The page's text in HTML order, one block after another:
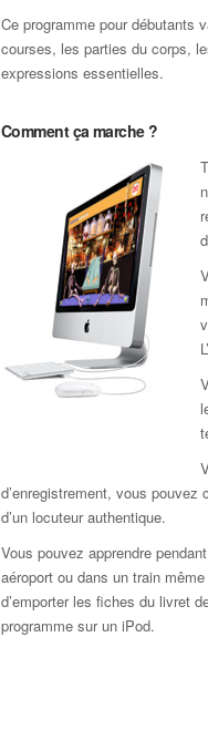
Ce programme pour débutants
courses, les parties du corps,
expressions essentielles.
Comment ça marche ?
d’enregistrement, vous
d’un locuteur authentique.
Vous pouvez apprendre
aéroport ou dans un train
d’emporter les fiches du livret
programme sur un iPod.